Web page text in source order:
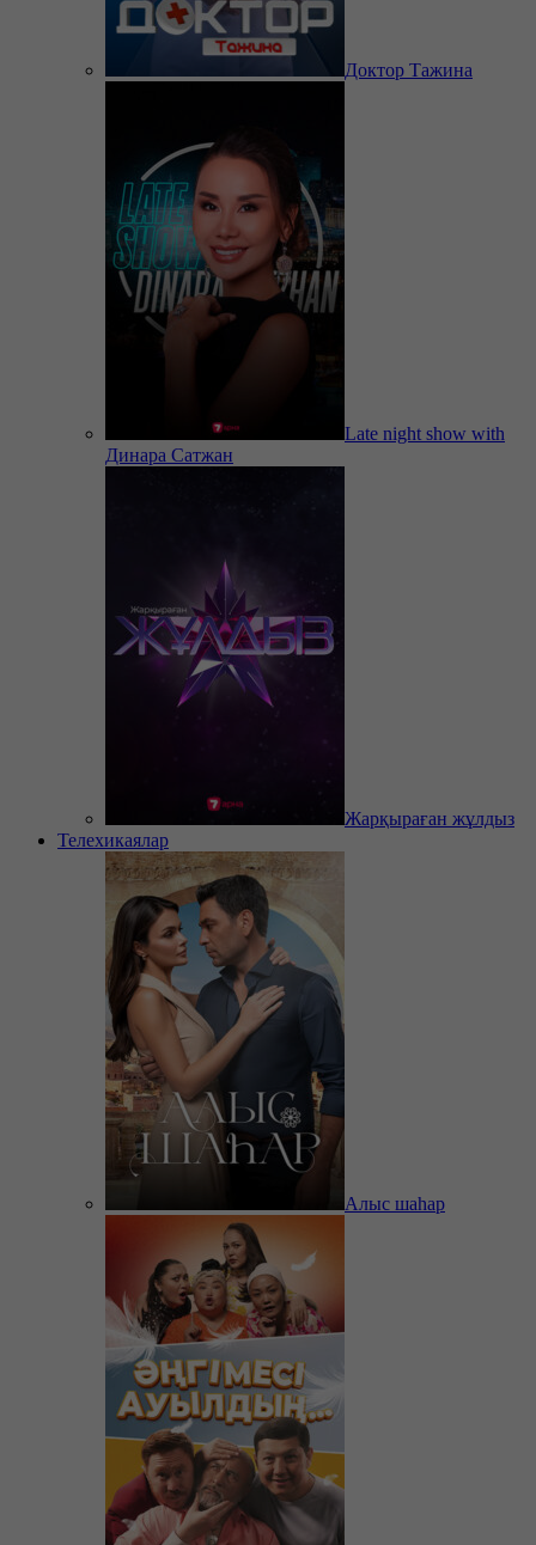
Доктор Тажина
Late night show with
Динара Сатжан
Жарқыраған жұлдыз
Телехикаялар
Алыс шаһар